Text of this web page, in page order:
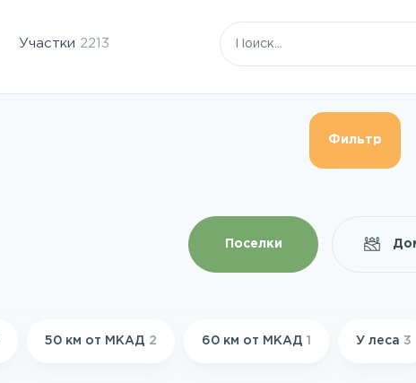
Участки 2213
Фильтр
Поселки
50 км от МКАД 2 60 км от МКАД 1 У леса 3